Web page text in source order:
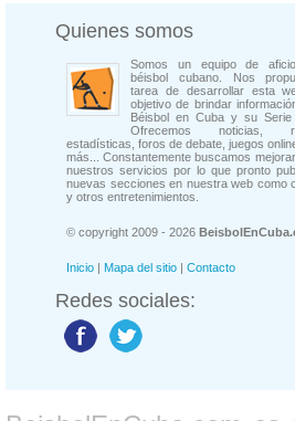
Quienes somos
Somos un equipo de
béisbol cubano. Nos
tarea de desarrollar esta
objetivo de brindar
Béisbol en Cuba y su Serie
Ofrecemos noticias,
estadísticas, foros de debate, juegos
más... Constantemente buscamos
nuestros servicios por lo que pronto
nuevas secciones en nuestra web como
y otros entretenimientos.
© copyright 2009 - 2026
Inicio | Mapa del sitio | Contacto
Redes sociales: